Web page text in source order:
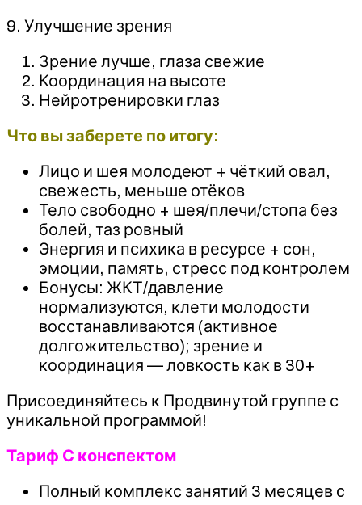
9. Улучшение зрения
Зрение лучше, глаза свежие
Координация на высоте
Нейротренировки глаз
Что вы заберете по итогу:
Лицо и шея молодеют + чёткий овал,
свежесть, меньше отёков
Тело свободно + шея/плечи/стопа без
болей, таз ровный
Энергия и психика в ресурсе + сон,
эмоции, память, стресс под контролем
Бонусы: ЖКТ/давление
нормализуются, клети молодости
восстанавливаются (активное
долгожительство); зрение и
координация — ловкость как в 30+
Присоединяйтесь к Продвинутой группе с
уникальной программой!
Тариф С конспектом
Полный комплекс занятий 3 месяцев c